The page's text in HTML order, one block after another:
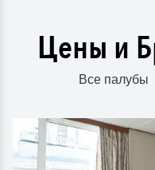
Цены и